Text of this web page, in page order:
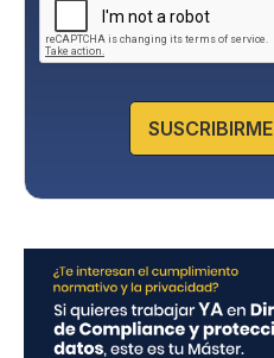
c
a
SUSCRIBIRME